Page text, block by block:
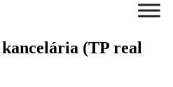
(TP real